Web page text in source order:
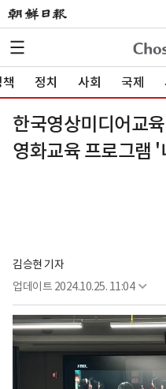
정치 사회 국제
한국영상미디어교
영화교육 프로그램
김승현 기자
업데이트 2024.10.25. 11:04